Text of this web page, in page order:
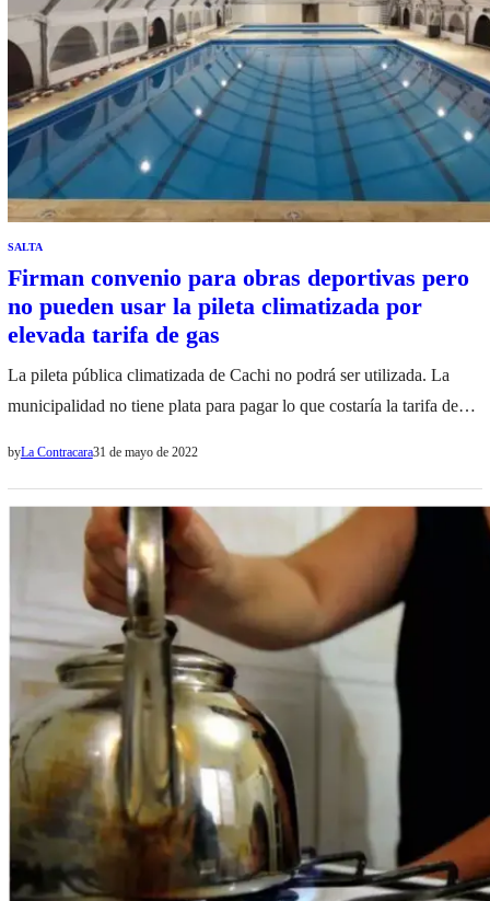
SALTA
Firman convenio para obras deportivas pero
no pueden usar la pileta climatizada por
elevada tarifa de gas
La pileta pública climatizada de Cachi no podrá ser utilizada. La
municipalidad no tiene plata para pagar lo que costaría la tarifa de
byLa Contracara31 de mayo de 2022